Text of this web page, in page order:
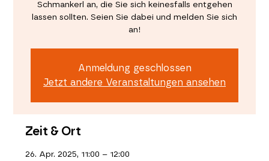
Schmankerl an, die Sie sich keinesfalls entgehen
lassen sollten. Seien Sie dabei und melden Sie sich
an!
Anmeldung geschlossen
Jetzt andere Veranstaltungen ansehen
Zeit & Ort
26. Apr. 2025, 11:00 – 12:00